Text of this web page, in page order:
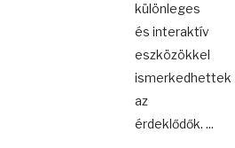
különleges
és interaktív
eszközökkel
ismerkedhettek
az
érdeklődők. ...